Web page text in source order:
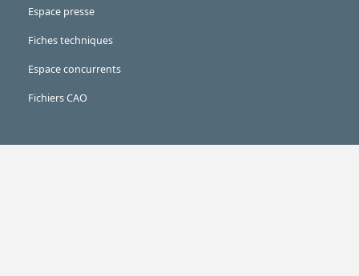
Espace presse
Fiches techniques
Espace concurrents
Fichiers CAO